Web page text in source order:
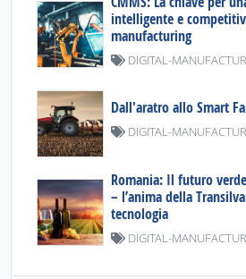
intelligente e
manufacturing
DIGITAL-
Dall'aratro allo Smart
DIGITAL-
Romania: Il futuro
– l’anima della
tecnologia
DIGITAL-